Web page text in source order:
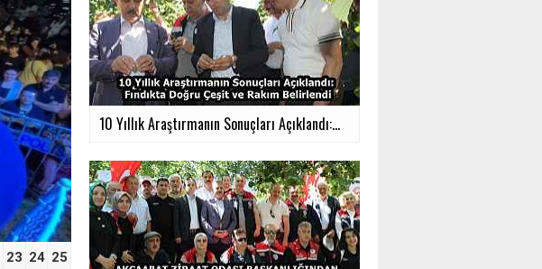
23 24 25
›
10 Yıllık Araştırmanın Sonuçları Açıklandı:...